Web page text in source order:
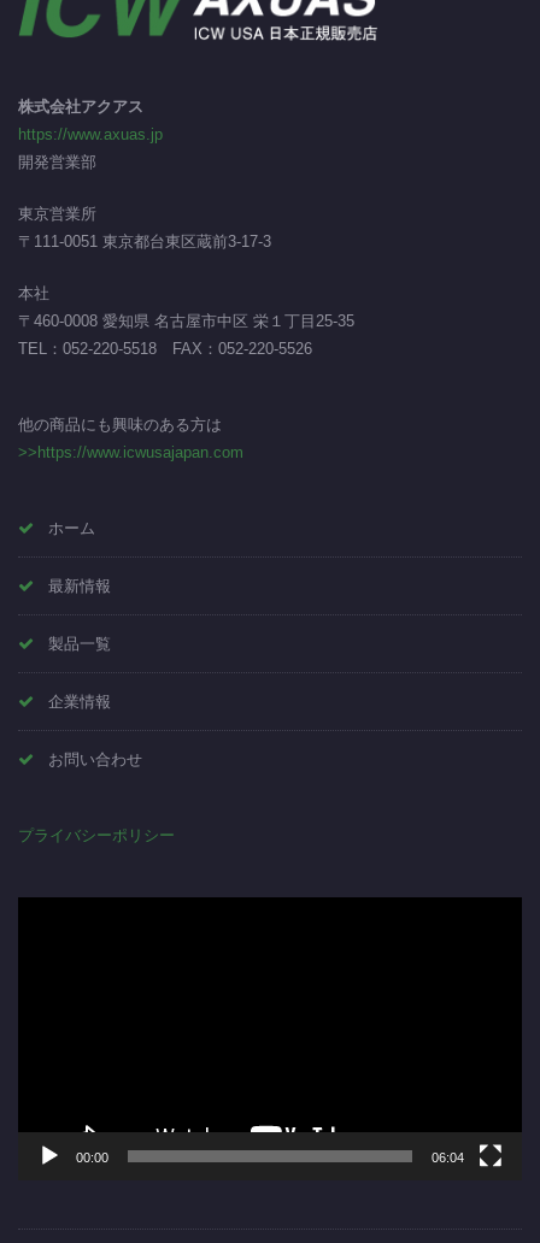
株式会社アクアス
https://www.axuas.jp
開発営業部
東京営業所
〒111-0051 東京都台東区蔵前3-17-3
本社
〒460-0008 愛知県 名古屋市中区 栄１丁目25-35
TEL： 052-220-5518 FAX：052-220-5526
他の商品にも興味のある方は
>>https://www.icwusajapan.com
ホーム
最新情報
製品一覧
企業情報
お問い合わせ
プライバシーポリシー
00:00 06:04